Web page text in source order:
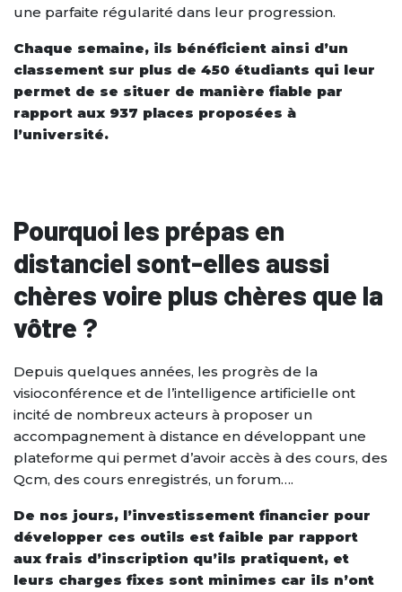
une parfaite régularité dans leur progression.
Chaque semaine, ils bénéficient ainsi d’un
classement sur plus de 450 étudiants qui leur
permet de se situer de manière fiable par
rapport aux 937 places proposées à
l’université.
Pourquoi les prépas en
distanciel sont-elles aussi
chères voire plus chères que la
vôtre ?
Depuis quelques années, les progrès de la
visioconférence et de l’intelligence artificielle ont
incité de nombreux acteurs à proposer un
accompagnement à distance en développant une
plateforme qui permet d’avoir accès à des cours, des
Qcm, des cours enregistrés, un forum….
De nos jours, l’investissement financier pour
développer ces outils est faible par rapport
aux frais d’inscription qu’ils pratiquent, et
leurs charges fixes sont minimes car ils n’ont